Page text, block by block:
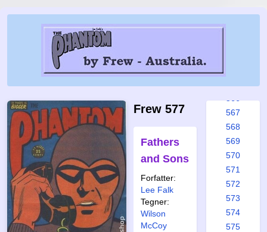
Frew 577
Fathers
and Sons
Forfatter:
Lee Falk
Tegner:
Wilson
McCoy
560
567
568
569
570
571
572
573
574
575